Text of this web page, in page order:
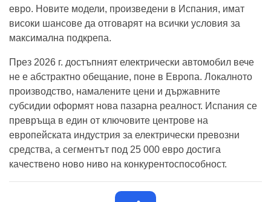
евро. Новите модели, произведени в Испания, имат
високи шансове да отговарят на всички условия за
максимална подкрепа.
През 2026 г. достъпният електрически автомобил вече
не е абстрактно обещание, поне в Европа. Локалното
производство, намалените цени и държавните
субсидии оформят нова пазарна реалност. Испания се
превръща в един от ключовите центрове на
европейската индустрия за електрически превозни
средства, а сегментът под 25 000 евро достига
качествено ново ниво на конкурентоспособност.